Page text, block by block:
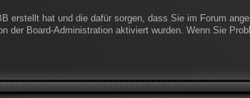
erstellt hat und die dafür sorgen, dass Sie im Forum
der Board-Administration aktiviert wurden. Wenn Sie